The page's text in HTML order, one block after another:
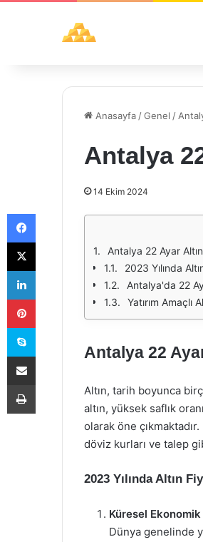
Anasayfa /Genel /
Antalya
14 Ekim 2024
Antalya 22 Ayar
2023 Yılında
Antalya'da 22
Yatırım Amaçlı
Antalya 22
Altın, tarih boyunca
altın, yüksek saflık
olarak öne
döviz kurları ve talep
2023 Yılında Altın
Küresel
Dünya genelinde
Facebook
X
LinkedIn
Pinterest
Skype
E-Posta ile paylaş